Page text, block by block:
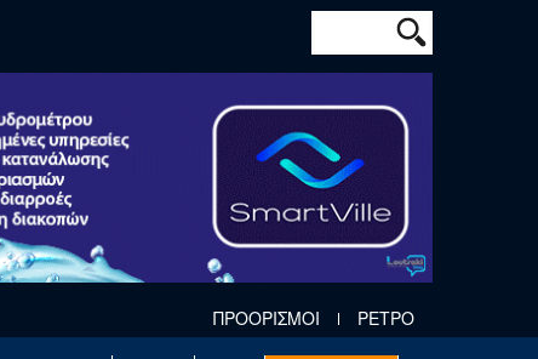
Φόρμα
Αναζήτηση
ΠΡΟΟΡΙΣΜΟΙ ΡΕΤΡΟ